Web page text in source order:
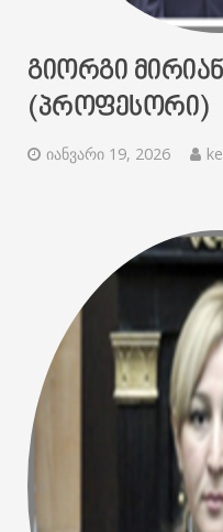
ᲒᲘᲝᲠᲒᲘ
(ᲞᲠᲝᲤᲔᲡᲝᲠᲘ)
იანვარი 19, 2026